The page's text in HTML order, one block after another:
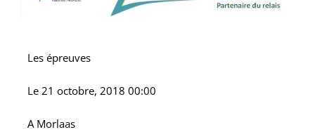
Les épreuves
Le21 octobre, 2018 00:00
A Morlaas